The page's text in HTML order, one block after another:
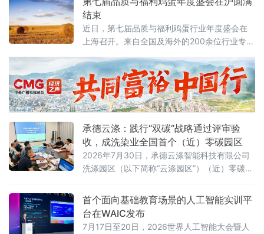
白名单公益赛事，是落实立德树人、培育时代
新人的重要实践。
结束
近日，第七届品质与福利鸡蛋行业年度盛会在
上海召开。来自全国及海外的200余位行业专
绕“蓄势破局，非笼领航”主题，探讨产业转型、
技术创新与消费升级路径。
承德云涤：践行“双碳”战略通过评审验
收，成洗染业全国首个（近）零碳园区
2026年7月30日，承德云涤智能科技有限公司
洗涤园区（以下简称“云涤园区”）（近）零碳洗
行业协会组织专家组对园区进行全面评审，北
京市科学技术研究院资源环境研究所作为零碳
园区建设指导单位全程参与指导。
首个面向基础教育场景的人工智能实训平
台在WAIC发布
7月17日至20日，2026世界人工智能大会暨人